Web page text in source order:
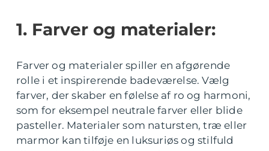
1. Farver og materialer:
Farver og materialer spiller en afgørende
rolle i et inspirerende badeværelse. Vælg
farver, der skaber en følelse af ro og harmoni,
som for eksempel neutrale farver eller blide
pasteller. Materialer som natursten, træ eller
marmor kan tilføje en luksuriøs og stilfuld